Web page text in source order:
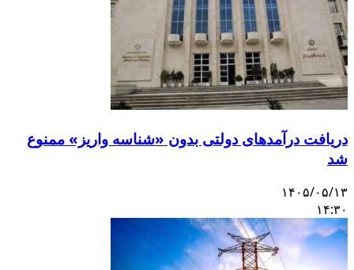
درآمدهای دولتی بدون «شناسه واریز» ممنوع
۰۵/۱۳